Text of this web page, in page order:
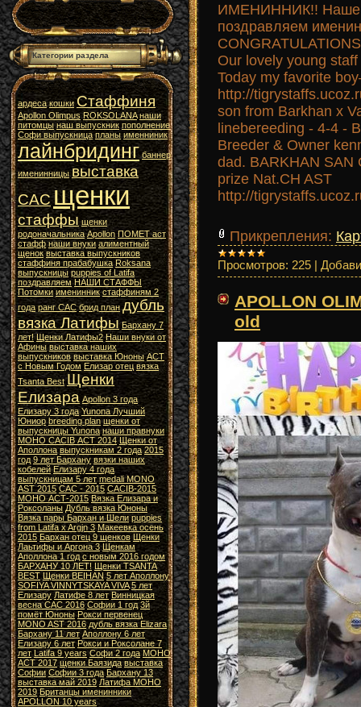
Категории раздела
ардеса кошки Стаффиня
Apollon Olimpus ROKSOLANA наши
питомцы наш выпускник пополнение
Софи выпускница планы именниник
лайнбридинг баннер
именинницы выставка
САСщенки
стаффы щенки
родоначальника Apollon ПОМЕТ аст
стафф наши внуки алиментный
щенок выставка выпускников
стаффиня прабабушка Roksana
выпускницы puppies of Latifa
поздравляем НАШИ СТАФФЫ
Потомки именинник стаффиням 2
года ранг САС брид план дубль
вязка Латифы Бархану 7
лет! Щенки Латифы2 Наши внуки от
Афины выставка наших
выпускников выставка Юноны АСТ
с Новым Годом Елизар отец вязка
Tsanta Best Щенки
Елизара Apollon 3 года
Елизару 3 года Yunona Лучший
Юниор breeding plan щенки от
выпускницы Yunona наши правнуки
МОНО САСIВ АСТ 2014 Щенки от
Аполлона выпускникам 2 года 2015
год 9 лет Бархану вязки наших
кобелей Елизару 4 года
выпускницам 5 лет medali MONO
AST 2015 САС - 2015 CACIB-2015
МОНО АСТ-2015 Вязка Елизара и
Роксоланы Дубль вязка Юноны
Вязка пары Бархан и Шели puppies
from Latifa x Argjn 3 Макеевка осень
2015 Бархан отец 9 щенков Щенки
Лаьтифы и Аргона 3 Щенкам
Аполлона 1 год с новым 2016 годом
БАРХАНУ 10 ЛЕТ! Щенки TSANTA
BEST Щенки BEIHAN 5 лет Аполлону
SOFIYA VINNYTSKAYA VIVA 5 лет
Елизару Латифе 8 лет Винницкая
весна САС 2016 Софии 1 год 3й
помёт Юноны Рокси первенец
MONO AST 2016 дубль вязка Elizara
Бархану 11 лет Аполлону 6 лет
Елизару 6 лет Рокси и Роксолане 7
лет Latifa 9 years Софи 2 года МОНО
АСТ 2017 щенки Баязида выставка
Софии Софии 3 года Бархану 13
выставка май 2019 Латифа МОНО
2019 Британцы именинники
APOLLON 10 years
ИМЕНИННИК!!
поздравляем
Our lovely young
Today my favorite
http://
son from Barkhan x
linebereeding - 4-4 -
Breeder & Owner
dad. BARKHAN SAN
prize Nat.CH AST
http://
Прикрепления:
Просмотров: 225 |
APOLLON
old